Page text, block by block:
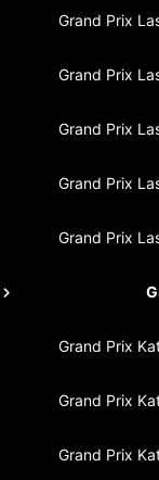
Grand Prix
Grand Prix
Grand Prix
Grand Prix
Grand Prix
Grand Prix
Grand Prix
Grand Prix